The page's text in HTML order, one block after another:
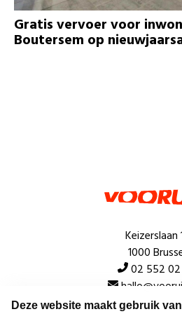
Deze website maakt gebruik
Gratis vervoer voor
Boutersem op
Keizerslaan
1000
02 552